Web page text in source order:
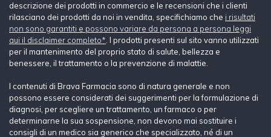
descrizione dei prodotti in commercio e le recensioni che i clienti
rilasciano dei prodotti da noi in vendita, specifichiamo che i risultati
non sono garantiti e possono variare da persona a persona leggi
qui il disclaimer completo* . I prodotti presenti sul sito vanno utilizzati
per il mantenimento del proprio stato di salute, bellezza e
benessere, il trattamento o la prevenzione di malattie.
I contenuti di Brava Farmacia sono di natura generale e non
possono essere considerati dei suggerimenti per la formulazione di
diagnosi, per scegliere un trattamento, un farmaco o per
determinarne la sua sospensione, non devono mai sostituire i
consigli di un medico sia generico che specializzato, né di un